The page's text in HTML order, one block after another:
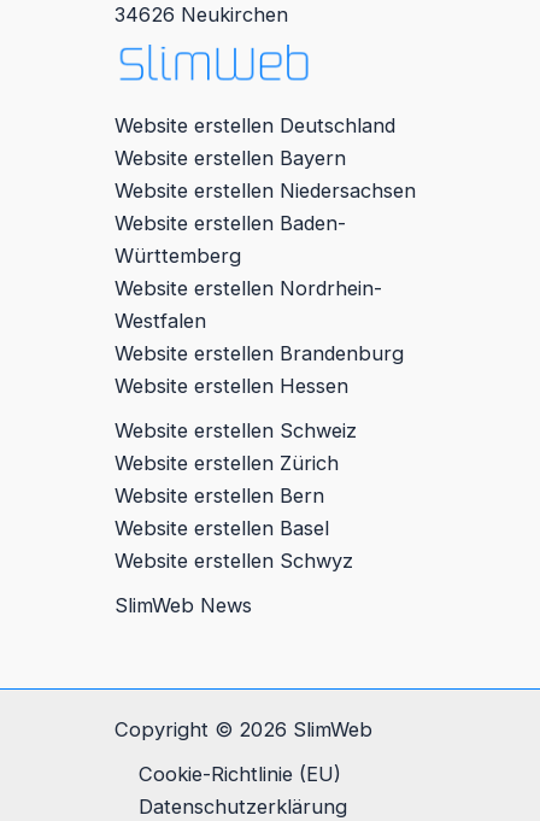
34626 Neukirchen
Website erstellen Deutschland
Website erstellen Bayern
Website erstellen Niedersachsen
Website erstellen Baden-
Württemberg
Website erstellen Nordrhein-
Westfalen
Website erstellen Brandenburg
Website erstellen Hessen
Website erstellen Schweiz
Website erstellen Zürich
Website erstellen Bern
Website erstellen Basel
Website erstellen Schwyz
SlimWeb News
Copyright © 2026 SlimWeb
Cookie-Richtlinie (EU)
Datenschutz­erklärung